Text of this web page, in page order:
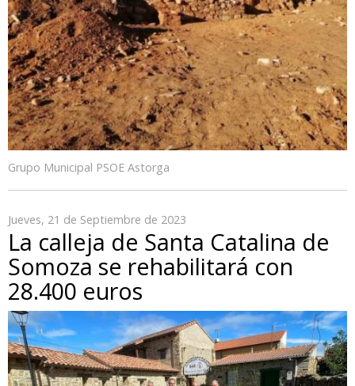
Grupo Municipal PSOE Astorga
Jueves, 21 de Septiembre de 2023
La calleja de Santa Catalina de
Somoza se rehabilitará con
28.400 euros